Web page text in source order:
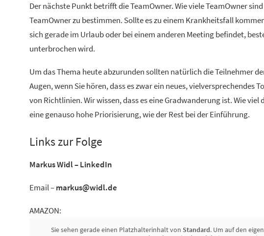
Der nächste Punkt betrifft die TeamOwner. Wie viele TeamOwner
TeamOwner zu bestimmen. Sollte es zu einem Krankheitsfall
sich gerade im Urlaub oder bei einem anderen Meeting befindet,
unterbrochen wird.
Um das Thema heute abzurunden sollten natürlich die Teilnehmer
Augen, wenn Sie hören, dass es zwar ein neues, vielversprechendes
von Richtlinien. Wir wissen, dass es eine Gradwanderung ist. Wie
eine genauso hohe Priorisierung, wie der Rest bei der Einführung.
Links zur Folge
Markus Widl – LinkedIn
Email –markus@widl.de
AMAZON:
Sie sehen gerade einen Platzhalterinhalt von Standard. Um auf den